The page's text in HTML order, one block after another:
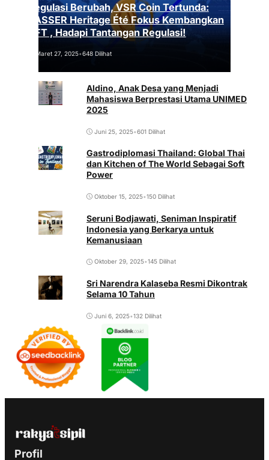
Regulasi Berubah, VSR Coin Tertunda:
VASSER Heritage Été Fokus Kembangkan
NFT , Hadapi Tantangan Regulasi!
Maret 27, 2025•648 Dilihat
Aldino, Anak Desa yang Menjadi
Mahasiswa Berprestasi Utama UNIMED
2025
Juni 25, 2025•601 Dilihat
Gastrodiplomasi Thailand: Global Thai
dan Kitchen of The World Sebagai Soft
Power
Oktober 15, 2025•150 Dilihat
Seruni Bodjawati, Seniman Inspiratif
Indonesia yang Berkarya untuk
Kemanusiaan
Oktober 29, 2025•145 Dilihat
Sri Narendra Kalaseba Resmi Dikontrak
Selama 10 Tahun
Juni 6, 2025•132 Dilihat
Profil